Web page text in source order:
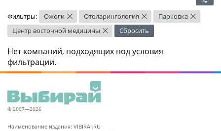
Фильтры: Ожоги × Отоларингология × Парковка ×
Центр восточной медицины × Сбросить
Нет компаний, подходящих под условия
фильтрации.
© 2007—2026
Наименование издания: VIBIRAI.RU